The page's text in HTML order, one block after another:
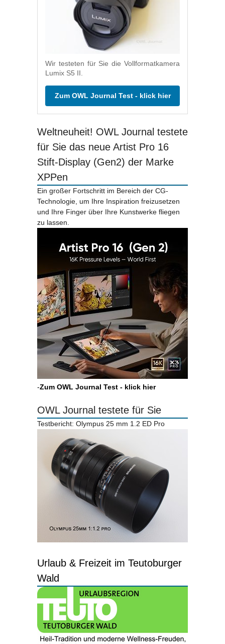
Wir testeten für Sie die Vollformatkamera
Lumix S5 II.
Zum OWL Journal Test - klick hier
Weltneuheit! OWL Journal testete
für Sie das neue Artist Pro 16
Stift-Display (Gen2) der Marke
XPPen
Ein großer Fortschritt im Bereich der CG-
Technologie, um Ihre Inspiration freizusetzen
und Ihre Finger über Ihre Kunstwerke fliegen
zu lassen.
-Zum OWL Journal Test - klick hier
OWL Journal testete für Sie
Testbericht: Olympus 25 mm 1.2 ED Pro
Urlaub & Freizeit im Teutoburger
Wald